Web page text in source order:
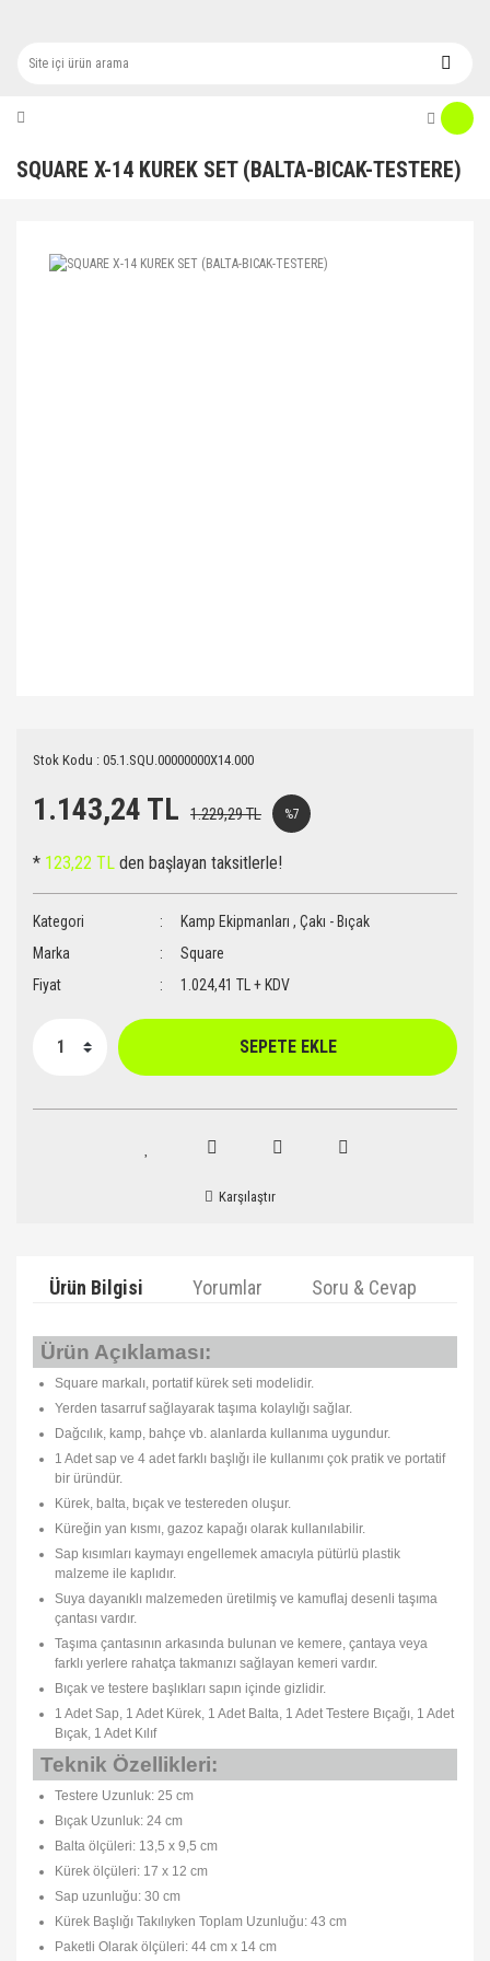
SQUARE X-14 KUREK SET (BALTA-BICAK-TESTERE)
Stok Kodu : 05.1.SQU.00000000X14.000
1.143,24 TL 1.229,29 TL %7
* 123,22 TL den başlayan taksitlerle!
Kategori Kamp Ekipmanları ,Çakı - Bıçak
Marka
Square
Fiyat
1.024,41 TL + KDV
SEPETE EKLE
Karşılaştır
Ürün Bilgisi Yorumlar Soru & Cevap
Ürün Açıklaması:
Square markalı, portatif kürek seti modelidir.
Yerden tasarruf sağlayarak taşıma kolaylığı sağlar.
Dağcılık, kamp, bahçe vb. alanlarda kullanıma uygundur.
1 Adet sap ve 4 adet farklı başlığı ile kullanımı çok pratik ve portatif
bir üründür.
Kürek, balta, bıçak ve testereden oluşur.
Küreğin yan kısmı, gazoz kapağı olarak kullanılabilir.
Sap kısımları kaymayı engellemek amacıyla pütürlü plastik
malzeme ile kaplıdır.
Suya dayanıklı malzemeden üretilmiş ve kamuflaj desenli taşıma
çantası vardır.
Taşıma çantasının arkasında bulunan ve kemere, çantaya veya
farklı yerlere rahatça takmanızı sağlayan kemeri vardır.
Bıçak ve testere başlıkları sapın içinde gizlidir.
1 Adet Sap, 1 Adet Kürek, 1 Adet Balta, 1 Adet Testere Bıçağı, 1 Adet
Bıçak, 1 Adet Kılıf
Teknik Özellikleri:
Testere Uzunluk: 25 cm
Bıçak Uzunluk: 24 cm
Balta ölçüleri: 13,5 x 9,5 cm
Kürek ölçüleri: 17 x 12 cm
Sap uzunluğu: 30 cm
Kürek Başlığı Takılıyken Toplam Uzunluğu: 43 cm
Paketli Olarak ölçüleri: 44 cm x 14 cm